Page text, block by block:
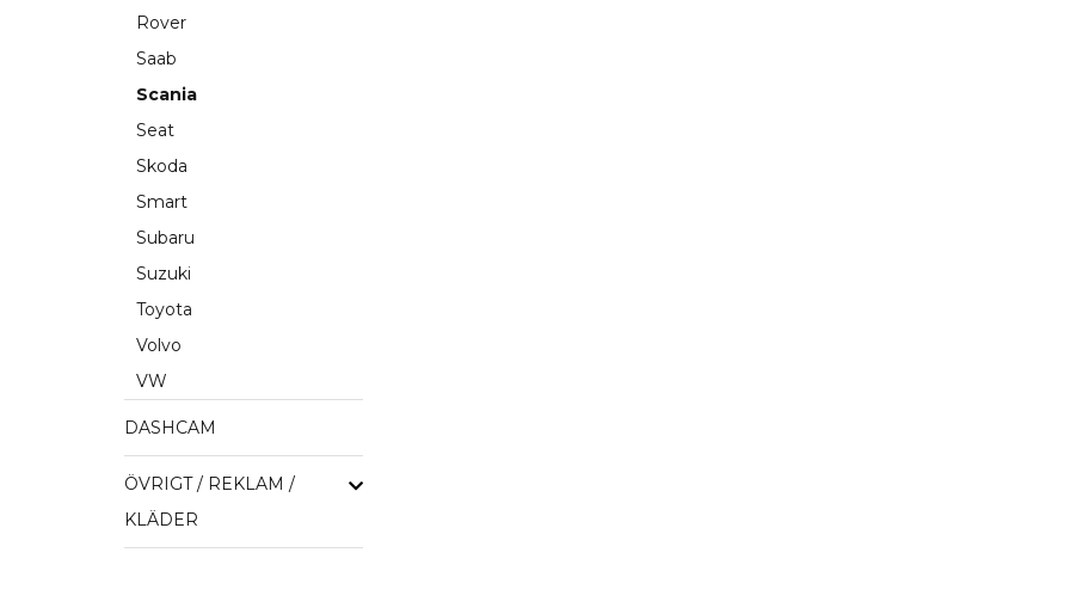
Rover
Saab
Scania
Seat
Skoda
Smart
Subaru
Suzuki
Toyota
Volvo
VW
DASHCAM
ÖVRIGT / REKLAM /
KLÄDER